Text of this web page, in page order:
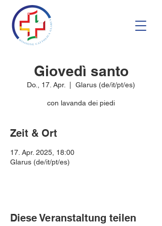
Giovedì santo
Do., 17. Apr. Glarus (de/it/pt/es)
con lavanda dei piedi
Zeit & Ort
17. Apr. 2025, 18:00
Glarus (de/it/pt/es)
Diese Veranstaltung teilen